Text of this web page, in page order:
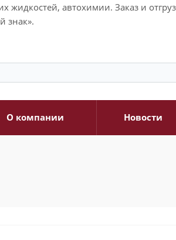
жидкостей, автохимии. Заказ и
знак».
О компании Новости